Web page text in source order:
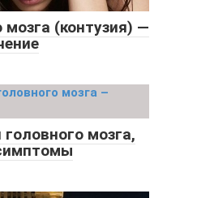
(контузия) —
мозга,